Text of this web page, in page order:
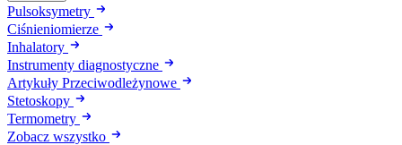
Pulsoksymetry
Ciśnieniomierze
Inhalatory
Instrumenty diagnostyczne
Artykuły Przeciwodleżynowe
Stetoskopy
Termometry
Zobacz wszystko